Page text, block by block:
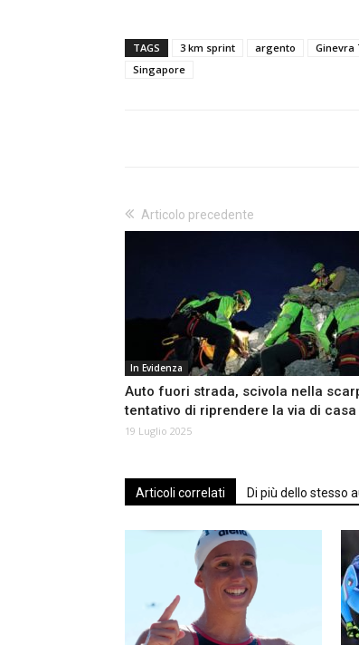
TAGS 3 km sprint argento Ginevra
Singapore
Articolo precedente
In Evidenza
Auto fuori strada, scivola nella
tentativo di riprendere la via di casa
19 Luglio 2025
Articoli correlati Di più dello stesso